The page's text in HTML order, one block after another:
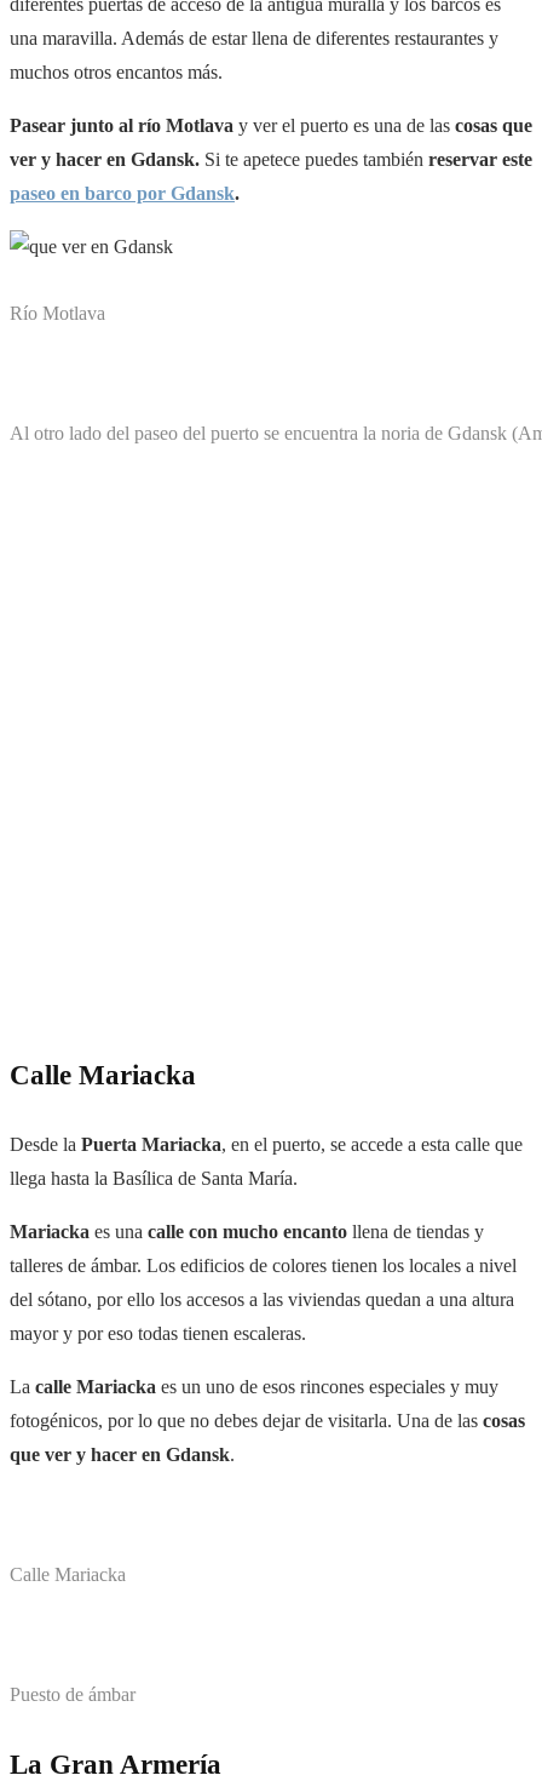
una maravilla. Además de estar llena de diferentes restaurantes y
muchos otros encantos más.
Pasear junto al río Motlava y ver el puerto es una de las cosas que
ver y hacer en Gdansk. Si te apetece puedes también reservar este
paseo en barco por Gdansk.
Río Motlava
Al otro lado del paseo del puerto se encuentra la noria de Gdansk
Calle Mariacka
Desde la Puerta Mariacka, en el puerto, se accede a esta calle que
llega hasta la Basílica de Santa María.
Mariacka es una calle con mucho encanto llena de tiendas y
talleres de ámbar. Los edificios de colores tienen los locales a nivel
del sótano, por ello los accesos a las viviendas quedan a una altura
mayor y por eso todas tienen escaleras.
La calle Mariacka es un uno de esos rincones especiales y muy
fotogénicos, por lo que no debes dejar de visitarla. Una de las cosas
que ver y hacer en Gdansk.
Calle Mariacka
Puesto de ámbar
La Gran Armería